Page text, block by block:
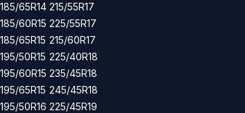
185/65R14
185/60R15
185/65R15
195/50R15
195/60R15
195/65R15
195/50R16
215/55R17
225/55R17
215/60R17
225/40R18
235/45R18
245/45R18
225/45R19